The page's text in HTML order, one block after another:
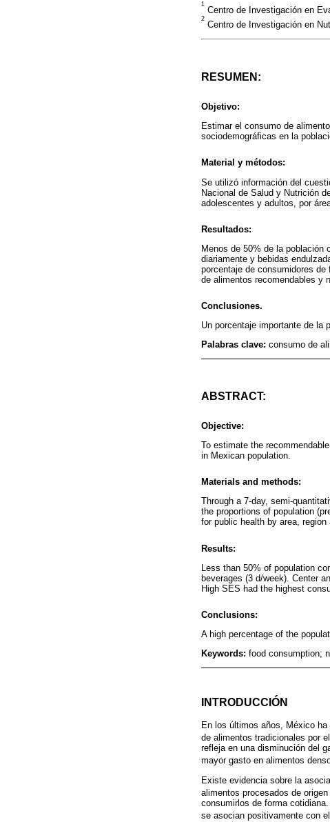
1
Centro de Investigación en
2
Centro de Investigación en
RESUMEN:
Objetivo:
Estimar el consumo de
sociodemográficas en la
Material y métodos:
Se utilizó información del
Nacional de Salud y Nutrición
adolescentes y adultos, por
Resultados:
Menos de 50% de la población
diariamente y bebidas
porcentaje de consumidores de
de alimentos recomendables y
Conclusiones.
Un porcentaje importante de la
Palabras clave: consumo de
ABSTRACT:
Objective:
To estimate the
in Mexican population.
Materials and methods:
Through a 7-day, semi-
the proportions of population
for public health by area,
Results:
Less than 50% of population
beverages (3 d/week). Center
High SES had the highest
Conclusions:
A high percentage of the
Keywords: food consumption;
INTRODUCCIÓN
En los últimos años, México
de alimentos tradicionales por
refleja en una disminución del
mayor gasto en alimentos
Existe evidencia sobre la
alimentos procesados de
consumirlos de forma
se asocian positivamente con